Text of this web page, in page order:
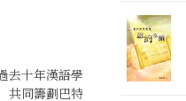
去十年漢語學
共同籌劃巴特